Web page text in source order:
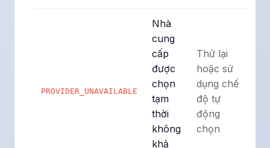
PROVIDER_UNAVAILABLE
Nhà
cung
cấp
được
chọn
tạm
thời
không
khả
Thử lại
hoặc sử
dụng chế
độ tự
động
chọn